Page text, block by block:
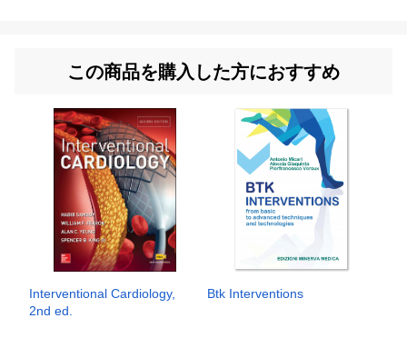
この商品を購入した方におすすめ
Interventional Cardiology,
2nd ed.
Btk Interventions